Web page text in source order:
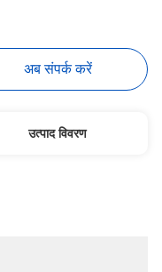
अब संपर्क करें
उत्पाद विवरण